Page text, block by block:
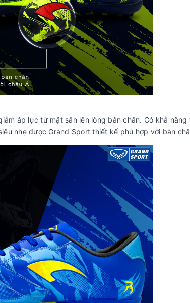
áp lực từ mặt sân lên lòng bàn chân. Có khả
nhẹ được Grand Sport thiết kế phù hợp với bàn